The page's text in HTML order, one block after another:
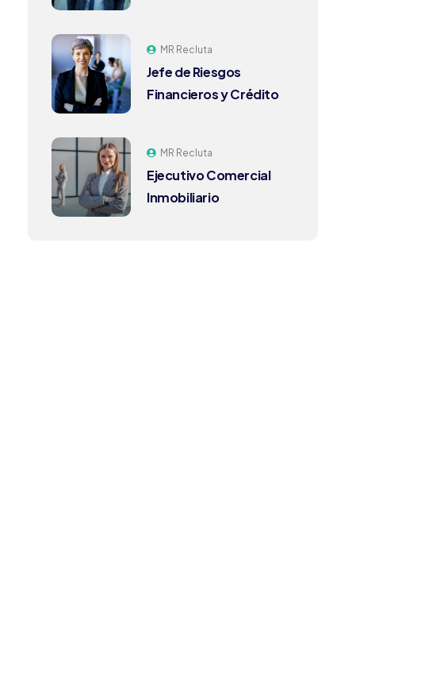
MR Recluta
Jefe de Riesgos
Financieros y Crédito
MR Recluta
Ejecutivo Comercial
Inmobiliario